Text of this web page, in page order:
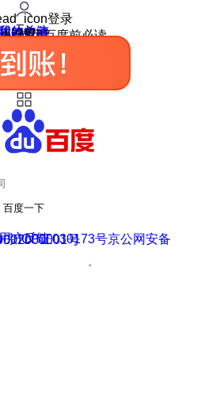
登录
的关注
的收藏
肤中心
户反馈
设置
使用百度前必读
百度一下
户反馈
京ICP证030173号
11000002000001号